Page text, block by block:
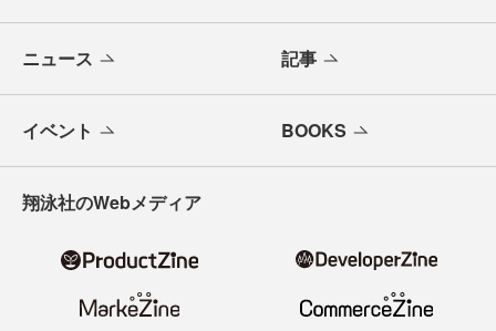
ニュース 記事
イベント BOOKS
翔泳社のWebメディア